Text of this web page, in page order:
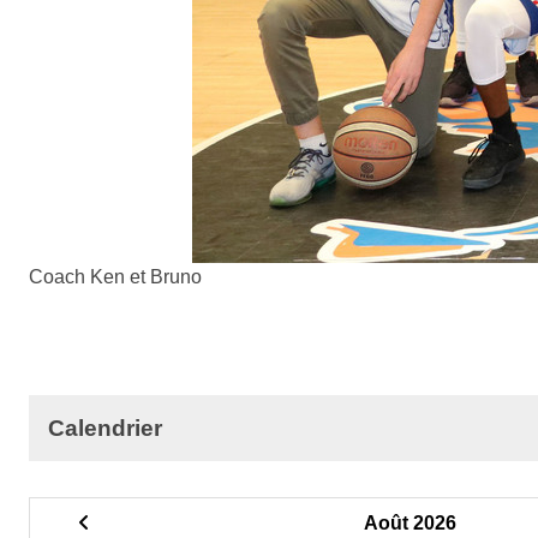
Coach Ken et Bruno
Calendrier
Août 2026